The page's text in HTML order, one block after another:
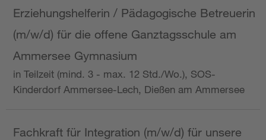
Erziehungshelferin / Pädagogische Betreuerin
(m/w/d) für die offene Ganztagsschule am
Ammersee Gymnasium
in Teilzeit (mind. 3 - max. 12 Std./Wo.), SOS-
Kinderdorf Ammersee-Lech, Dießen am Ammersee
Fachkraft für Integration (m/w/d) für unsere